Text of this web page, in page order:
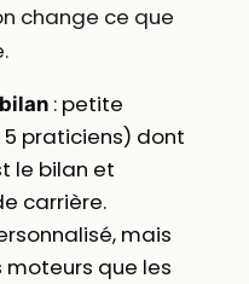
change ce que
: petite
5 praticiens) dont
le bilan et
carrière.
mais
moteurs que les